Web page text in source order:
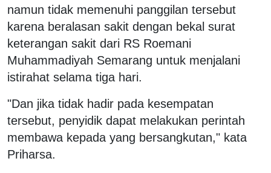
namun tidak memenuhi panggilan tersebut
karena beralasan sakit dengan bekal surat
keterangan sakit dari RS Roemani
Muhammadiyah Semarang untuk menjalani
istirahat selama tiga hari.
"Dan jika tidak hadir pada kesempatan
tersebut, penyidik dapat melakukan perintah
membawa kepada yang bersangkutan," kata
Priharsa.